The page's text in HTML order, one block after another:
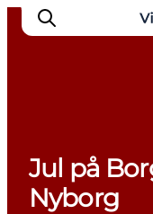
Inspiration
Oplevelser
Jul på
Nyborg